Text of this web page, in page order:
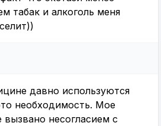
табак и алкоголь меня
давно используются
необходимость. Мое
вызвано несогласием с